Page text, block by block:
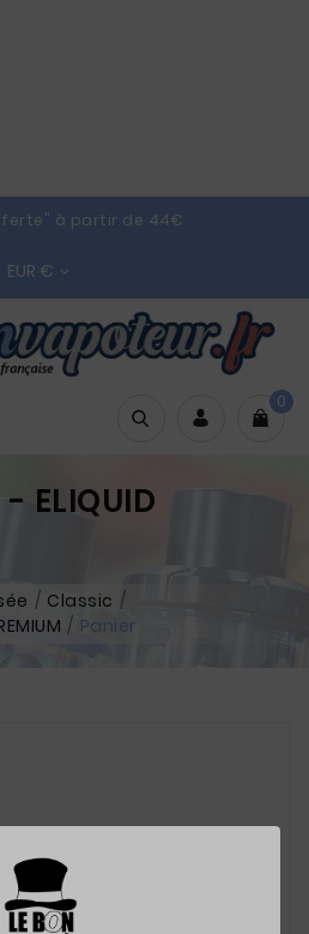
à partir de 44€
EUR € 
0
ELIQUID
Classic
Panier